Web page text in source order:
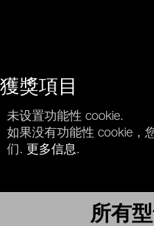
獲獎項目
未设置功能性 cookie.
如果没有功能性 cookie，
们. 更多信息.
所有